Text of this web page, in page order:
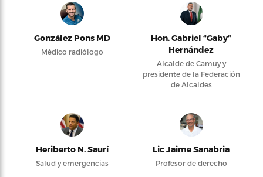
González Pons MD
Médico radiólogo
Hon. Gabriel “Gaby”
Hernández
Alcalde de Camuy y
presidente de la Federación
de Alcaldes
Heriberto N. Saurí
Salud y emergencias
Lic Jaime Sanabria
Profesor de derecho